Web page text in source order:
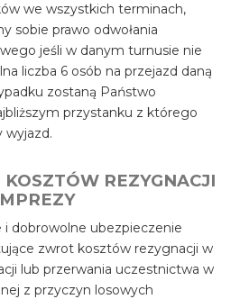
we wszystkich terminach,
sobie prawo odwołania
jeśli w danym turnusie nie
liczba 6 osób na przejazd daną
zostaną Państwo
przystanku z którego
wyjazd.
REZYGNACJI
dobrowolne ubezpieczenie
zwrot kosztów rezygnacji w
lub przerwania uczestnictwa w
z przyczyn losowych